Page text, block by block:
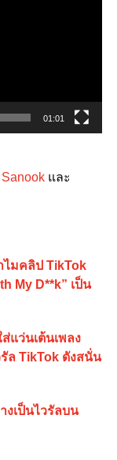
01:01
Sanookและ
มคลิป TikTok
My D**k” เป็น
แว่นเต้นเพลง
ล TikTok ดังสนั่น
งเป็นไวรัลบน